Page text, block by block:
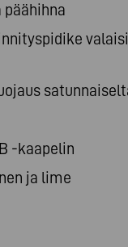
-kaapelin
ja lime